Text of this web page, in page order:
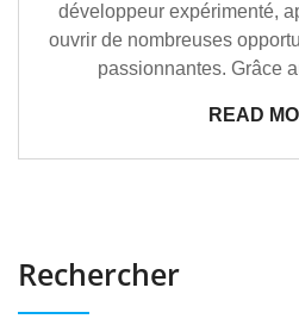
développeur expérimenté,
ouvrir de nombreuses
passionnantes. Grâce
READ
Rechercher